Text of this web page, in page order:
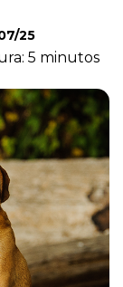
25
5 minutos